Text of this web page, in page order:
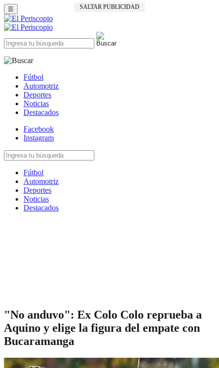
SALTAR PUBLICIDAD
☰
Fútbol
Automotriz
Deportes
Noticias
Destacados
Facebook
Instagram
Fútbol
Automotriz
Deportes
Noticias
Destacados
"No anduvo": Ex Colo Colo reprueba a
Aquino y elige la figura del empate con
Bucaramanga